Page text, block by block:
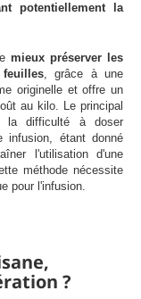
potentiellement la
mieux préserver les
, grâce à une
originelle et offre un
au kilo. Le principal
la difficulté à doser
infusion, étant donné
l'utilisation d'une
méthode nécessite
pour l'infusion.
?